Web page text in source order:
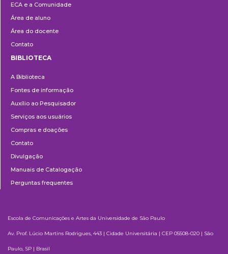
ECA e a Comunidade
Área de aluno
Área do docente
Contato
BIBLIOTECA
A Biblioteca
Fontes de informação
Auxílio ao Pesquisador
Serviços aos usuários
Compras e doações
Contato
Divulgação
Manuais de Catalogação
Perguntas frequentes
Escola de Comunicações e Artes da Universidade de São Paulo
Av. Prof. Lúcio Martins Rodrigues, 443 | Cidade Universitária | CEP 05508-020 | São
Paulo, SP | Brasil